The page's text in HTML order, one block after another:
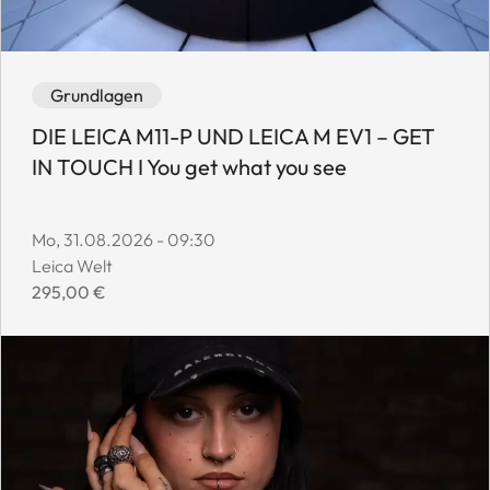
Grundlagen
Event category: Grundlagen
Event availability: Available
DIE LEICA M11-P UND LEICA M EV1 – GET
IN TOUCH I You get what you see
Event start date:
Mo, 31.08.2026 - 09:30
Event location:
Leica Welt
Event price:
295,00 €